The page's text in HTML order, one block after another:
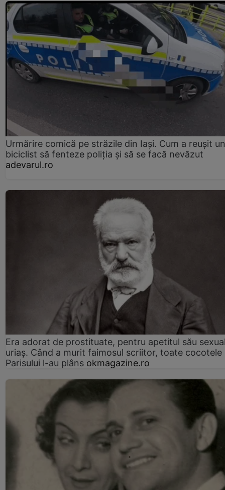
Urmărire comică pe străzile din Iași. Cum a reușit un
biciclist să fenteze poliția și să se facă nevăzut
adevarul.ro
Era adorat de prostituate, pentru apetitul său
uriaș. Când a murit faimosul scriitor, toate cocotele
Parisului l-au plâns okmagazine.ro